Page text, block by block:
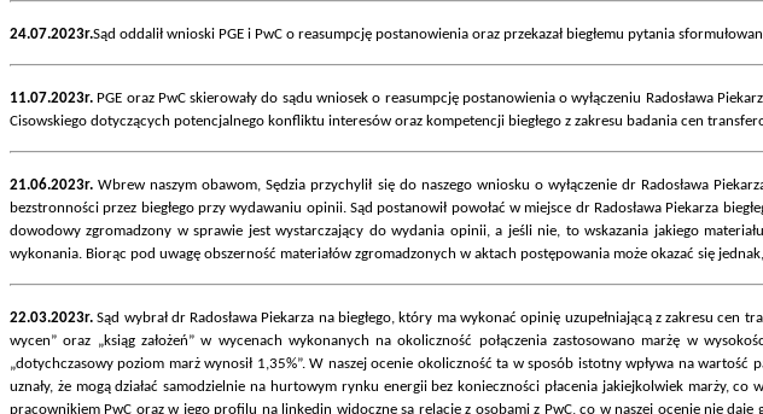
24.07.2023r.Sąd oddalił wnioski PGE i PwC o reasumpcję postanowienia oraz przekazał biegłemu pytania
11.07.2023r. PGE oraz PwC skierowały do sądu wniosek o reasumpcję postanowienia o wyłączeniu Radosława
Cisowskiego dotyczących potencjalnego konfliktu interesów oraz kompetencji biegłego z zakresu badania cen
21.06.2023r. Wbrew naszym obawom, Sędzia przychylił się do naszego wniosku o wyłączenie dr Radosława
bezstronności przez biegłego przy wydawaniu opinii. Sąd postanowił powołać w miejsce dr Radosława Piekarza
dowodowy zgromadzony w sprawie jest wystarczający do wydania opinii, a jeśli nie, to wskazania jakiego
wykonania. Biorąc pod uwagę obszerność materiałów zgromadzonych w aktach postępowania może okazać się
22.03.2023r. Sąd wybrał dr Radosława Piekarza na biegłego, który ma wykonać opinię uzupełniającą z zakresu
wycen” oraz „ksiąg założeń” w wycenach wykonanych na okoliczność połączenia zastosowano marżę w
„dotychczasowy poziom marż wynosił 1,35%”. W naszej ocenie okoliczność ta w sposób istotny wpływa na
uznały, że mogą działać samodzielnie na hurtowym rynku energii bez konieczności płacenia jakiejkolwiek marży,
pracownikiem PwC oraz w jego profilu na linkedin widoczne są relacje z osobami z PwC, co w naszej ocenie nie